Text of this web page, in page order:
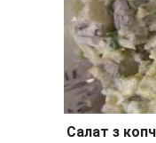
Салат з